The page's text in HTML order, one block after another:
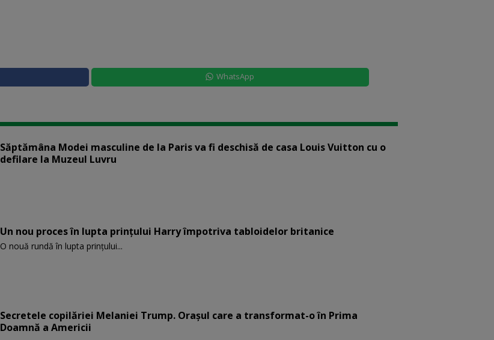
WhatsApp
Săptămâna Modei masculine de la Paris va fi deschisă de casa Louis Vuitton cu o
defilare la Muzeul Luvru
Un nou proces în lupta prinţului Harry împotriva tabloidelor britanice
O nouă rundă în lupta prinţului...
Secretele copilăriei Melaniei Trump. Orașul care a transformat-o în Prima
Doamnă a Americii